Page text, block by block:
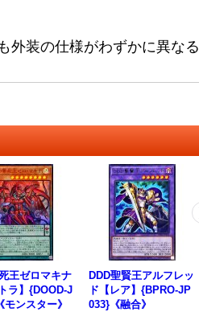
外装の仕様がわずかに異なる
王ゼロマキナ
ラ】{DOOD-J
モンスター》
DDD聖賢王アルフレッ
ド【レア】{BPRO-JP
033}《融合》